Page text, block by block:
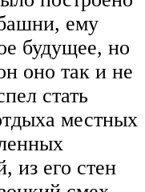
ему
будущее, но
оно так и не
стать
местных
из его стен